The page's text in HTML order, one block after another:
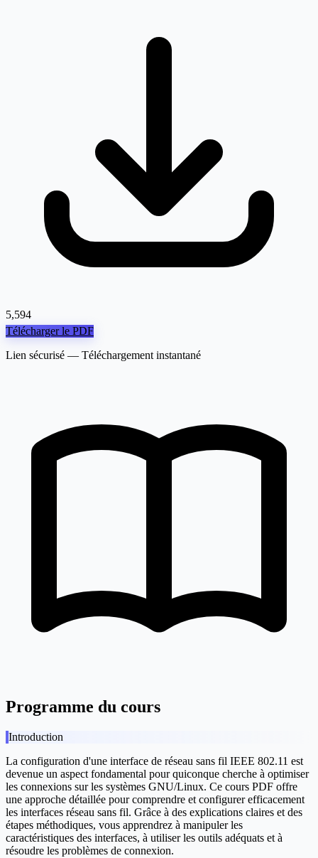
5,594
Télécharger le PDF
Lien sécurisé — Téléchargement instantané
Programme du cours
Introduction
La configuration d'une interface de réseau sans fil IEEE 802.11 est
devenue un aspect fondamental pour quiconque cherche à optimiser
les connexions sur les systèmes GNU/Linux. Ce cours PDF offre
une approche détaillée pour comprendre et configurer efficacement
les interfaces réseau sans fil. Grâce à des explications claires et des
étapes méthodiques, vous apprendrez à manipuler les
caractéristiques des interfaces, à utiliser les outils adéquats et à
résoudre les problèmes de connexion.